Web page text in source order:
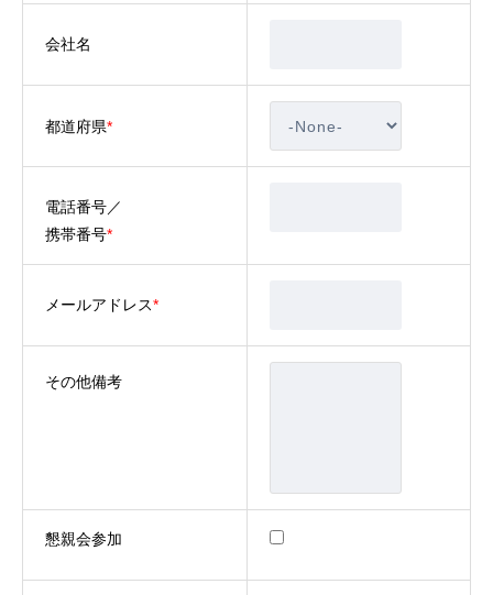
初めての方へ
未来ビジネス研究部
会社名
都道府県*
電話番号／
携帯番号*
メールアドレス*
その他備考
懇親会参加